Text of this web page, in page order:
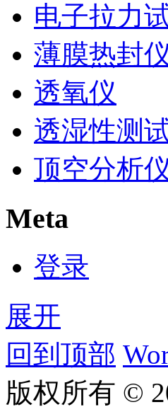
电子拉力
薄膜热封
透氧仪
透湿性测
顶空分析
Meta
登录
展开
回到顶部
版权所有 ©